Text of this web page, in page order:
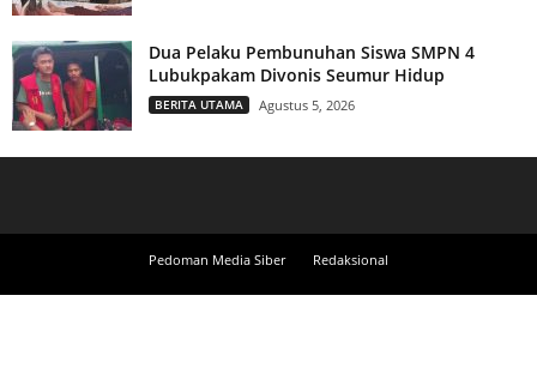
Dua Pelaku Pembunuhan Siswa SMPN 4
Lubukpakam Divonis Seumur Hidup
BERITA UTAMA Agustus 5, 2026
Pedoman Media Siber Redaksional